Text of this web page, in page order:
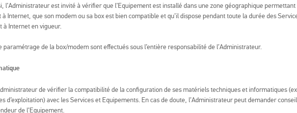
l’Administrateur est invité à vérifier que l’Equipement est installé dans une zone géographique permettant
Internet, que son modem ou sa box est bien compatible et qu’il dispose pendant toute la durée des
à Internet en vigueur.
paramétrage de la box/modem sont effectués sous l’entière responsabilité de l’Administrateur.
de vérifier la compatibilité de la configuration de ses matériels techniques et informatiques
d’exploitation) avec les Services et Equipements. En cas de doute, l’Administrateur peut demander conseil
de l’Equipement.